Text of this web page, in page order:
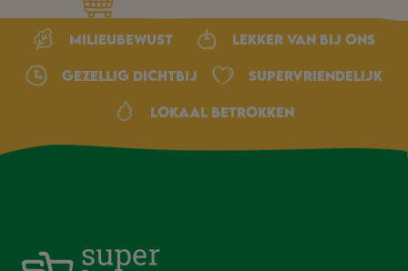
Milieubewust Lekker van bij ons
Gezellig dichtbij Supervriendelijk
Lokaal betrokken